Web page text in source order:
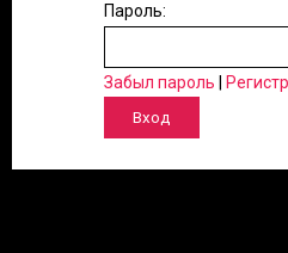
Пароль:
Забыл пароль